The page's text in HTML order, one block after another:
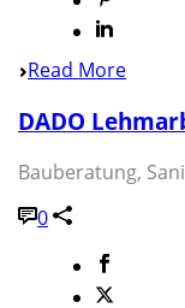
Read More
DADO
Bauberatung,
0